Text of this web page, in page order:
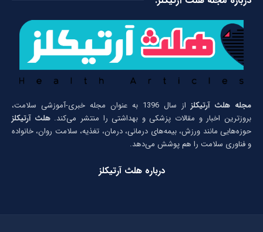
مجله هلث آرتیکلز
از سال 1396 به عنوان مجله خبری-آموزشی سلامت،
بروزترین اخبار و مقالات پزشکی و بهداشتی را منتشر می‌کند.هلث آرتیکلز
حوزه‌هایی مانند ورزش، بیمه‌های درمانی، درمان، تغذیه، سلامت روان، خانواده
و فناوری سلامت را هم پوشش می‌دهد.
درباره هلث آرتیکلز